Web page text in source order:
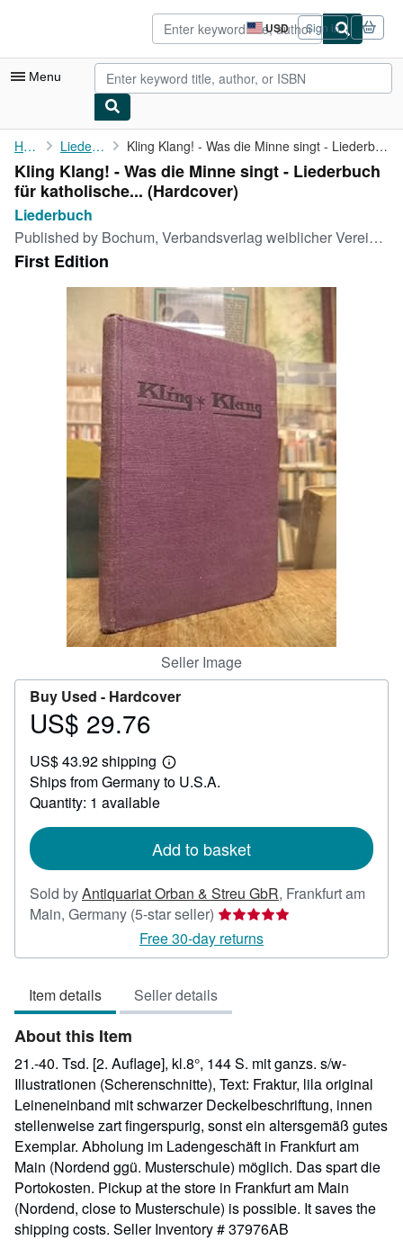
USD
Site
shopping
preferences
Sign in
Menu
My Account
My Purchases
Advanced Search
Browse Collections
Rare Books
Start Selling
CLOSE
Home Liederbuch Kling Klang! - Was die Minne singt - Liederbuch für katholische ...
Kling Klang! - Was die Minne singt - Liederbuch
für katholische... (Hardcover)
Liederbuch
Published by Bochum, Verbandsverlag weiblicher Vereine, 1926
First Edition
Seller Image
Buy Used - Hardcover
Price
29.76
US$ 29.76
US$ 43.92 shipping
Learn
more
Ships from Germany to U.S.A.
Quantity: 1 available
Add to basket
Sold byAntiquariat Orban & Streu GbR, Frankfurt am
Main, Germany (5-star seller) Seller
rating
5
of
5
Free 30-day returns
Item details Seller details
About this Item
21.-40. Tsd. [2. Auflage], kl.8°, 144 S. mit ganzs. s/w-
Illustrationen (Scherenschnitte), Text: Fraktur, lila original
Leineneinband mit schwarzer Deckelbeschriftung, innen
stellenweise zart fingerspurig, sonst ein altersgemäß gutes
Exemplar. Abholung im Ladengeschäft in Frankfurt am
Main (Nordend ggü. Musterschule) möglich. Das spart die
Portokosten. Pickup at the store in Frankfurt am Main
(Nordend, close to Musterschule) is possible. It saves the
shipping costs. Seller Inventory # 37976AB